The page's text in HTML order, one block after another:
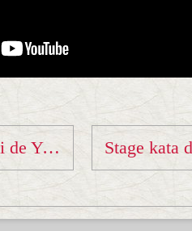
Invitation Tournoi de Yenne